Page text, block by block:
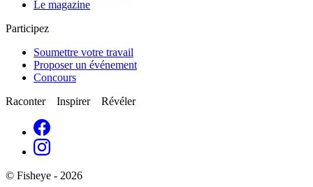
Le magazine
Participez
Soumettre votre travail
Proposer un événement
Concours
Raconter Inspirer Révéler
© Fisheye - 2026